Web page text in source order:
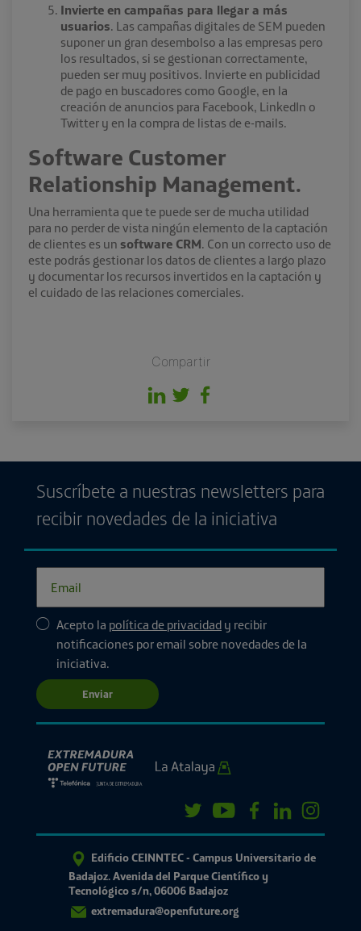
Invierte en campañas para llegar a más
usuarios. Las campañas digitales de SEM pueden
suponer un gran desembolso a las empresas pero
los resultados, si se gestionan correctamente,
pueden ser muy positivos. Invierte en publicidad
de pago en buscadores como Google, en la
creación de anuncios para Facebook, LinkedIn o
Twitter y en la compra de listas de e-mails.
Software Customer
Relationship Management.
Una herramienta que te puede ser de mucha utilidad
para no perder de vista ningún elemento de la captación
de clientes es un software CRM. Con un correcto uso de
este podrás gestionar los datos de clientes a largo plazo
y documentar los recursos invertidos en la captación y
el cuidado de las relaciones comerciales.
Compartir
Suscríbete a nuestras newsletters para
recibir novedades de la iniciativa
Acepto la política de privacidad y recibir
notificaciones por email sobre novedades de la
iniciativa.
Enviar
Edificio CEINNTEC - Campus Universitario de
Badajoz. Avenida del Parque Científico y
Tecnológico s/n, 06006 Badajoz
extremadura@openfuture.org